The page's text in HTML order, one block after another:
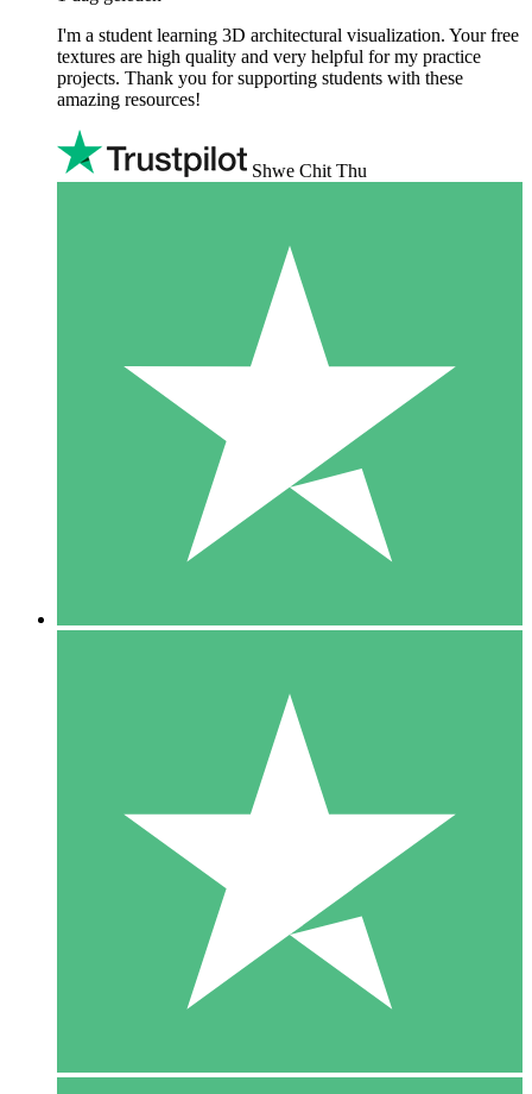
I'm a student learning 3D architectural visualization. Your free
textures are high quality and very helpful for my practice
projects. Thank you for supporting students with these
amazing resources!
Shwe Chit Thu